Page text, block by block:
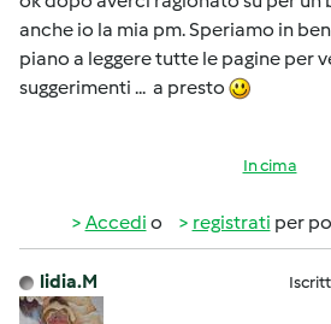
anche io la mia pm. Speriamo in
piano a leggere tutte le pagine per
suggerimenti ... a presto
In cima
Accedi o registrati per
lidia.M